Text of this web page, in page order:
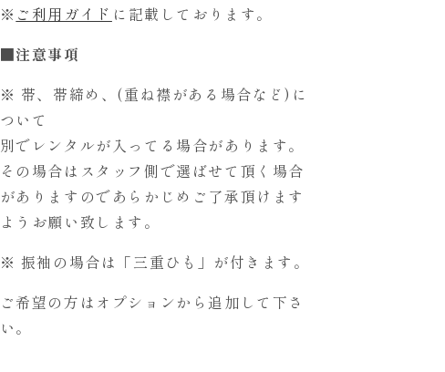
※ ご利用ガイド に記載しております。
■注意事項
※ 帯、帯締め、(重ね襟がある場合など)に
ついて
別でレンタルが入ってる場合があります。
その場合はスタッフ側で選ばせて頂く場合
がありますのであらかじめご了承頂けます
ようお願い致します。
※ 振袖の場合は「三重ひも」が付きます。
ご希望の方はオプションから追加して下さ
い。